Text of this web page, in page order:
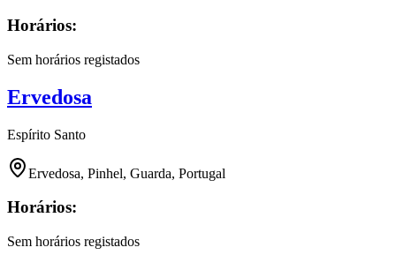
Horários:
Sem horários registados
Ervedosa
Espírito Santo
Ervedosa, Pinhel, Guarda, Portugal
Horários:
Sem horários registados